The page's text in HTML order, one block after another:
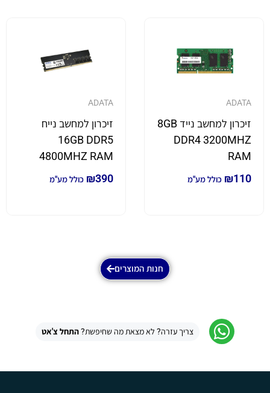
ADATA
זיכרון למחשב נייד 8GB
DDR4 3200MHZ
RAM
₪110 כולל מע"מ
ADATA
זיכרון למחשב נייח
16GB DDR5
4800MHZ RAM
₪390 כולל מע"מ
חנות המוצרים
צריך עזרה? לא מצאת מה שחיפשת?התחל צ'אט